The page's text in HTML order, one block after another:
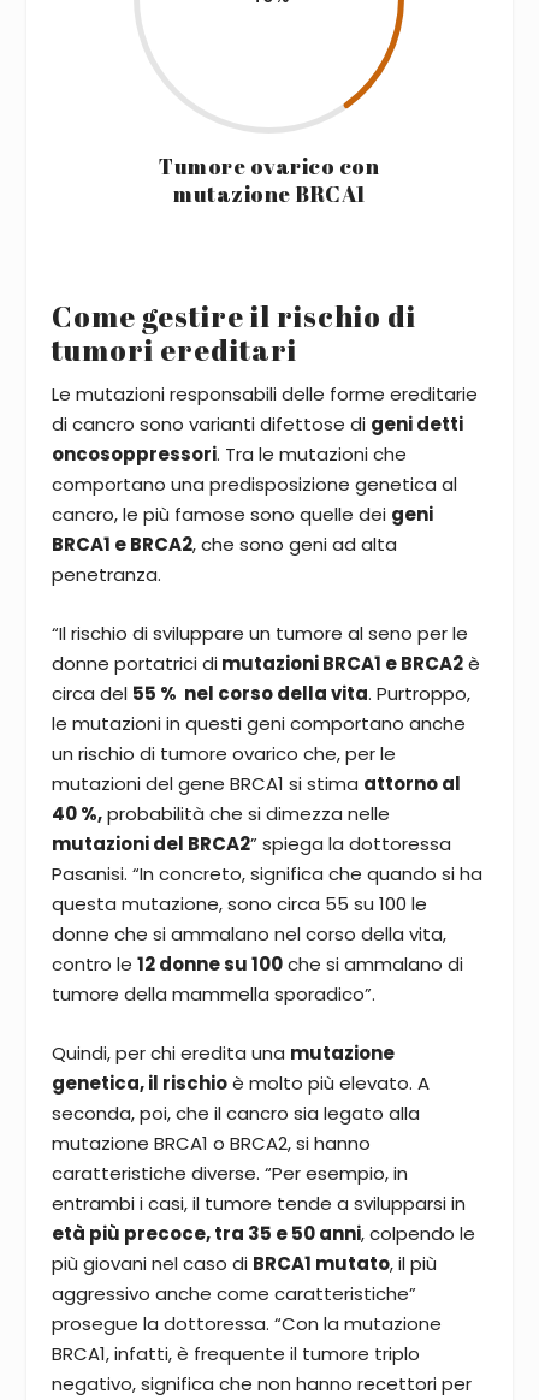
Tumore ovarico con
mutazione BRCA1
Come gestire il rischio di
tumori ereditari
Le mutazioni responsabili delle forme ereditarie
di cancro sono varianti difettose di geni detti
oncosoppressori. Tra le mutazioni che
comportano una predisposizione genetica al
cancro, le più famose sono quelle dei geni
BRCA1 e BRCA2, che sono geni ad alta
penetranza.
“Il rischio disviluppare un tumore al seno per le
donne portatrici dimutazioni BRCA1 e BRCA2è
circa del 55 % nel corso della vita. Purtroppo,
le mutazioni in questi geni comportano anche
un rischio di tumore ovarico che, per le
mutazioni del gene BRCA1 si stima attorno al
40 %,probabilità che si dimezza nelle
mutazioni del BRCA2” spiega la dottoressa
Pasanisi. “In concreto, significa che quando si ha
questa mutazione, sono circa 55 su 100 le
donne che si ammalano nel corso della vita,
contro le 12 donne su 100che si ammalano di
tumore della mammella sporadico”.
Quindi, per chi eredita una mutazione
genetica, il rischioè molto più elevato. A
seconda, poi, che il cancro sia legato alla
mutazione BRCA1 o BRCA2, si hanno
caratteristiche diverse. “Per esempio, in
entrambi i casi, il tumore tende a svilupparsi in
età più precoce, tra 35 e 50 anni, colpendo le
più giovani nel caso di BRCA1 mutato, il più
aggressivo anche come caratteristiche”
prosegue la dottoressa. “Con la mutazione
BRCA1, infatti, è frequente il tumore triplo
negativo, significa che non hanno recettori per